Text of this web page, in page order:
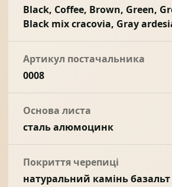
Black, Coffee, Brown, Green,
Black mix cracovia, Gray
Артикул постачальника
0008
Основа листа
сталь алюмоцинк
Покриття черепиці
натуральний камінь базальт